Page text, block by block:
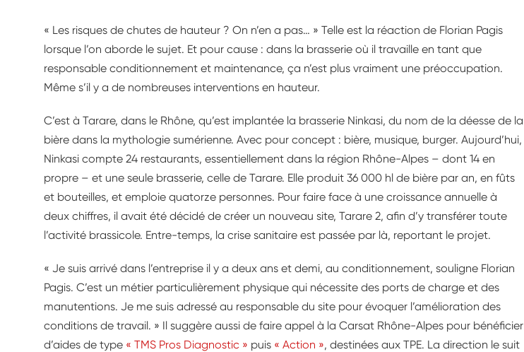
« Les risques de chutes de hauteur ? On n’en a pas… » Telle est la réaction de Florian Pagis
lorsque l’on aborde le sujet. Et pour cause : dans la brasserie où il travaille en tant que
responsable conditionnement et maintenance, ça n’est plus vraiment une préoccupation.
Même s’il y a de nombreuses interventions en hauteur.
C’est à Tarare, dans le Rhône, qu’est implantée la brasserie Ninkasi, du nom de la déesse de la
bière dans la mythologie sumérienne. Avec pour concept : bière, musique, burger. Aujourd’hui,
Ninkasi compte 24 restaurants, essentiellement dans la région Rhône-Alpes – dont 14 en
propre – et une seule brasserie, celle de Tarare. Elle produit 36 000 hl de bière par an, en fûts
et bouteilles, et emploie quatorze personnes. Pour faire face à une croissance annuelle à
deux chiffres, il avait été décidé de créer un nouveau site, Tarare 2, afin d’y transférer toute
l’activité brassicole. Entre-temps, la crise sanitaire est passée par là, reportant le projet.
« Je suis arrivé dans l’entreprise il y a deux ans et demi, au conditionnement, souligne Florian
Pagis. C’est un métier particulièrement physique qui nécessite des ports de charge et des
manutentions. Je me suis adressé au responsable du site pour évoquer l’amélioration des
conditions de travail. » Il suggère aussi de faire appel à la Carsat Rhône-Alpes pour bénéficier
d’aides de type « TMS Pros Diagnostic » puis « Action », destinées aux TPE. La direction le suit